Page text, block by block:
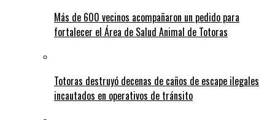
Más de 600 vecinos acompañaron un pedido para
fortalecer el Área de Salud Animal de Totoras
Totoras destruyó decenas de caños de escape ilegales
incautados en operativos de tránsito